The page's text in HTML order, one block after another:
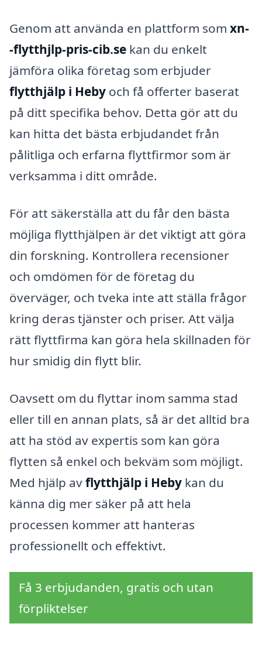
Genom att använda en plattform som xn-
-flytthjlp-pris-cib.se kan du enkelt
jämföra olika företag som erbjuder
flytthjälp i Heby och få offerter baserat
på ditt specifika behov. Detta gör att du
kan hitta det bästa erbjudandet från
pålitliga och erfarna flyttfirmor som är
verksamma i ditt område.
För att säkerställa att du får den bästa
möjliga flytthjälpen är det viktigt att göra
din forskning. Kontrollera recensioner
och omdömen för de företag du
överväger, och tveka inte att ställa frågor
kring deras tjänster och priser. Att välja
rätt flyttfirma kan göra hela skillnaden för
hur smidig din flytt blir.
Oavsett om du flyttar inom samma stad
eller till en annan plats, så är det alltid bra
att ha stöd av expertis som kan göra
flytten så enkel och bekväm som möjligt.
Med hjälp avflytthjälp i Heby kan du
känna dig mer säker på att hela
processen kommer att hanteras
professionellt och effektivt.
Få 3 erbjudanden, gratis och utan
förpliktelser